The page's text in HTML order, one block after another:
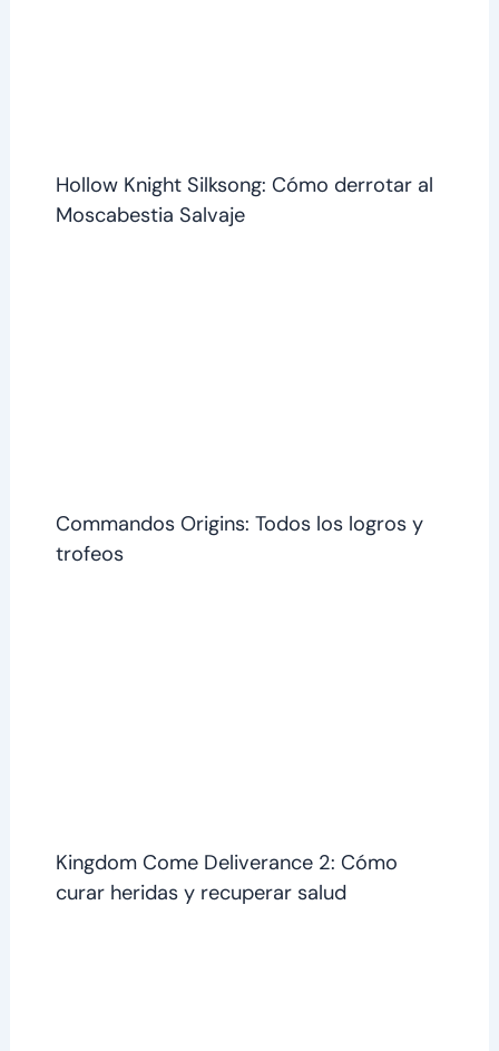
Hollow Knight Silksong: Cómo derrotar al
Moscabestia Salvaje
Commandos Origins: Todos los logros y
trofeos
Kingdom Come Deliverance 2: Cómo
curar heridas y recuperar salud